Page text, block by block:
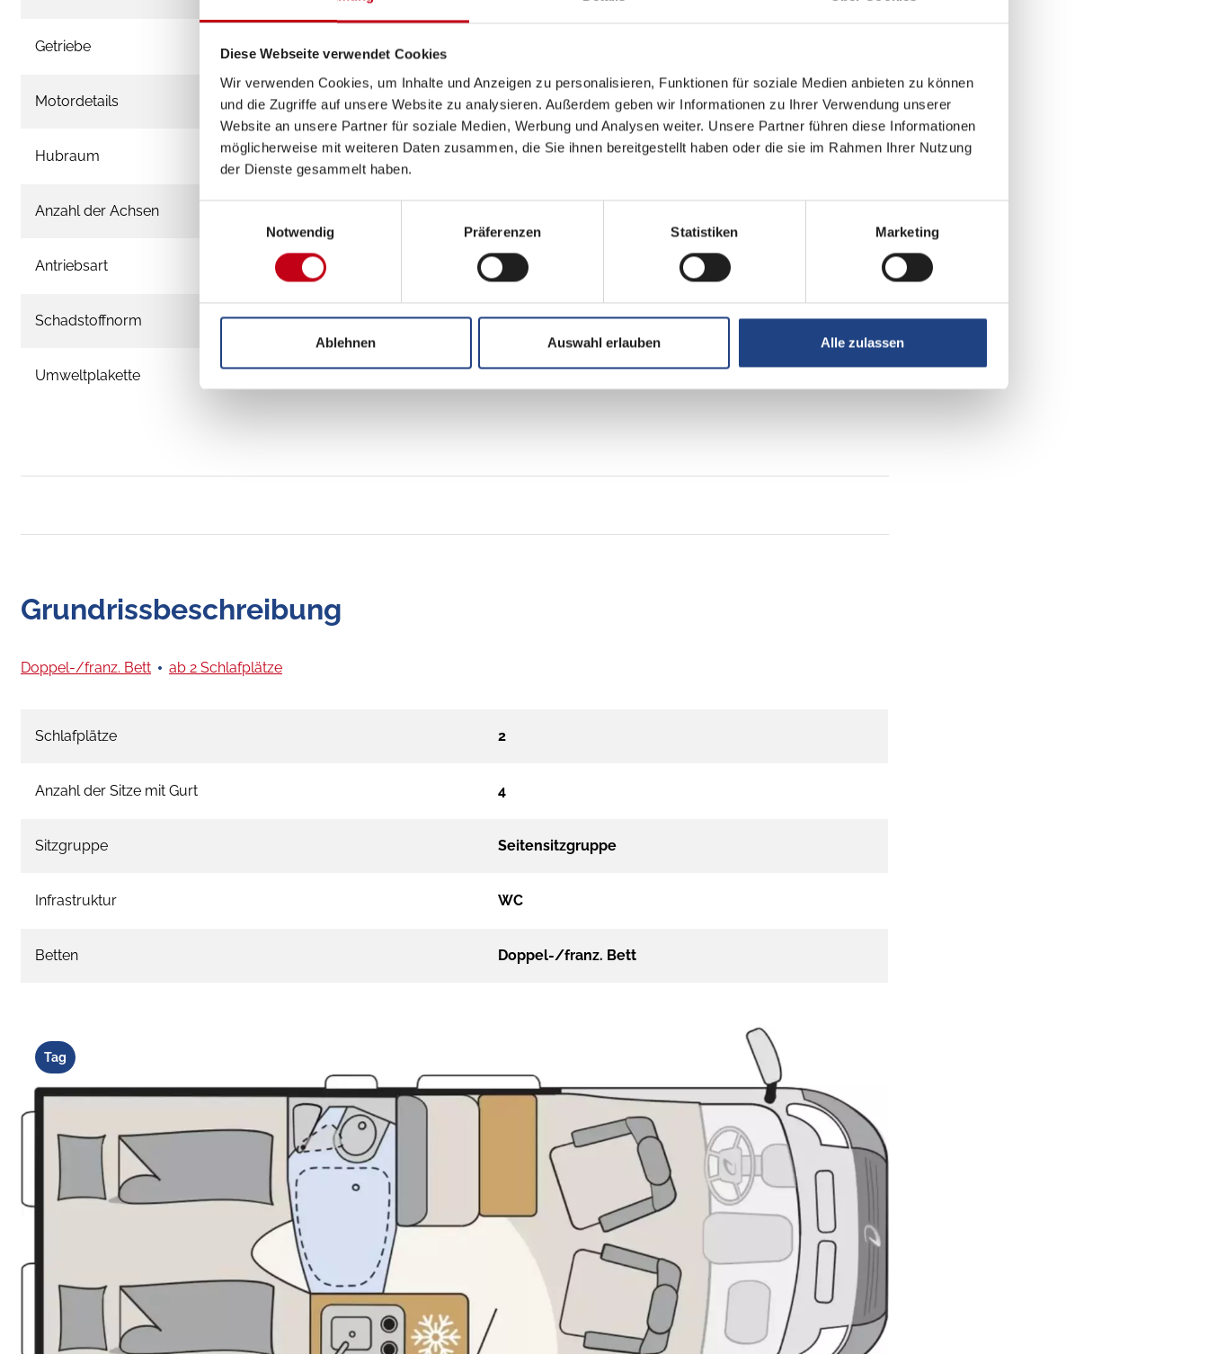
Diese Webseite verwendet Cookies
Wir verwenden Cookies, um Inhalte und Anzeigen zu personalisieren, Funktionen für soziale Medien anbieten zu können
und die Zugriffe auf unsere Website zu analysieren. Außerdem geben wir Informationen zu Ihrer Verwendung unserer
Website an unsere Partner für soziale Medien, Werbung und Analysen weiter. Unsere Partner führen diese Informationen
möglicherweise mit weiteren Daten zusammen, die Sie ihnen bereitgestellt haben oder die sie im Rahmen Ihrer Nutzung
der Dienste gesammelt haben.
Notwendig
Präferenzen Statistiken Marketing
Ablehnen Auswahl erlauben Alle zulassen
Getriebe
Motordetails 2,2 L Multijet
Hubraum 2184 cm³
Anzahl der Achsen
Antriebsart
Schadstoffnorm Euro 6e
Umweltplakette grün
Grundrissbeschreibung
Doppel-/franz. Bett ab 2 Schlafplätze
Schlafplätze 2
Anzahl der Sitze mit Gurt 4
Sitzgruppe Seitensitzgruppe
Infrastruktur WC
Betten Doppel-/franz. Bett
Tag